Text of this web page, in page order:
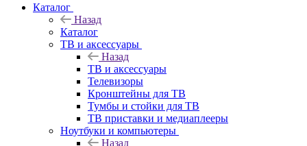
Каталог
Назад
Каталог
ТВ и аксессуары
Назад
ТВ и аксессуары
Телевизоры
Кронштейны для ТВ
Тумбы и стойки для ТВ
ТВ приставки и медиаплееры
Ноутбуки и компьютеры
Назад